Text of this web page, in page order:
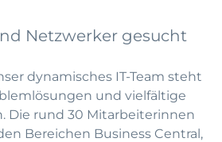
Netzwerker gesucht
dynamisches IT-Team steht
und vielfältige
Die rund 30 Mitarbeiterinnen
Bereichen Business Central,